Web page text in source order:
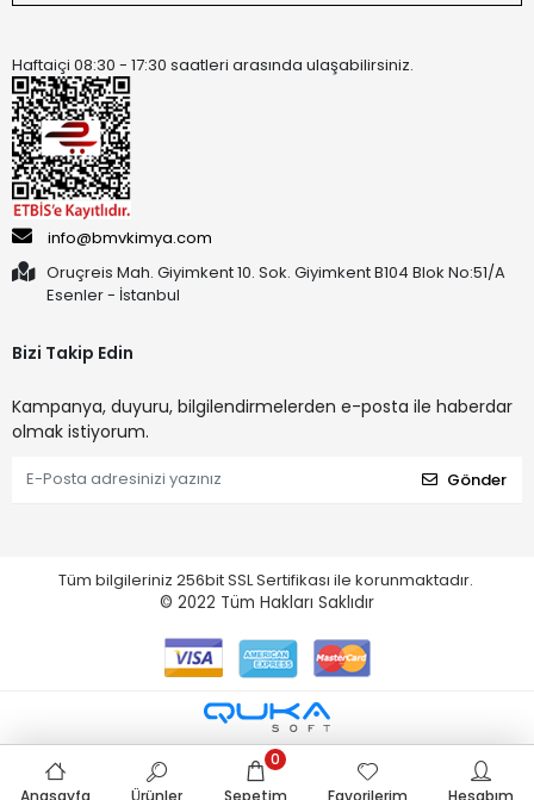
Haftaiçi 08:30 - 17:30 saatleri arasında ulaşabilirsiniz.
info@bmvkimya.com
Oruçreis Mah. Giyimkent 10. Sok. Giyimkent B104 Blok No:51/A
Esenler - İstanbul
Bizi Takip Edin
Kampanya, duyuru, bilgilendirmelerden e-posta ile haberdar
olmak istiyorum.
Gönder
Tüm bilgileriniz 256bit SSL Sertifikası ile korunmaktadır.
© 2022 Tüm Hakları Saklıdır
Anasayfa Ürünler Sepetim
0
Favorilerim
Hesabım